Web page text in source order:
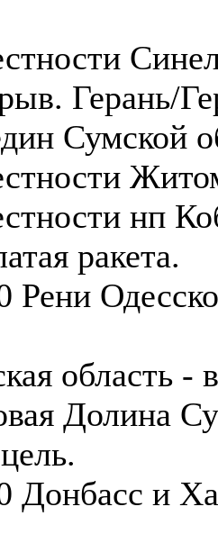
Герань/
Сумской
нп
ракета.
Рени
область
Долина
Донбасс и